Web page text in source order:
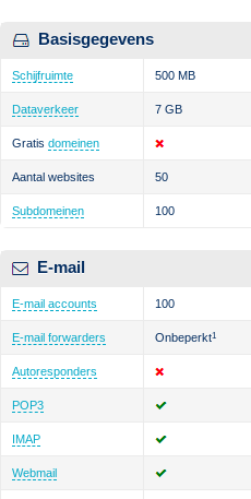
Basisgegevens
Schijfruimte 500 MB
Dataverkeer 7 GB
Gratis domeinen
Aantal websites 50
Subdomeinen 100
E-mail
E-mail accounts 100
E-mail forwarders Onbeperkt1
Autoresponders
POP3
IMAP
Webmail